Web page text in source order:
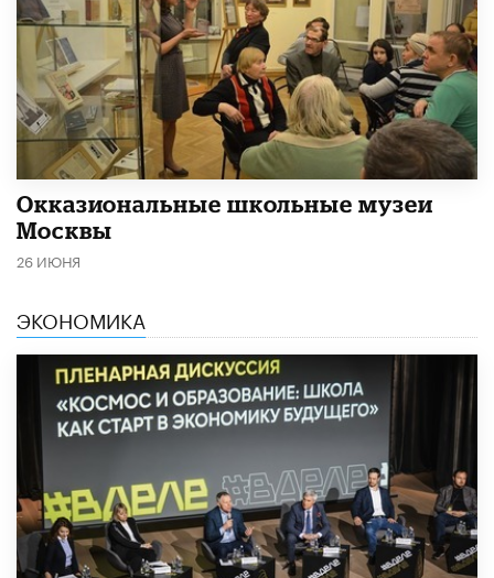
​Окказиональные школьные музеи
Москвы
26 ИЮНЯ
ЭКОНОМИКА